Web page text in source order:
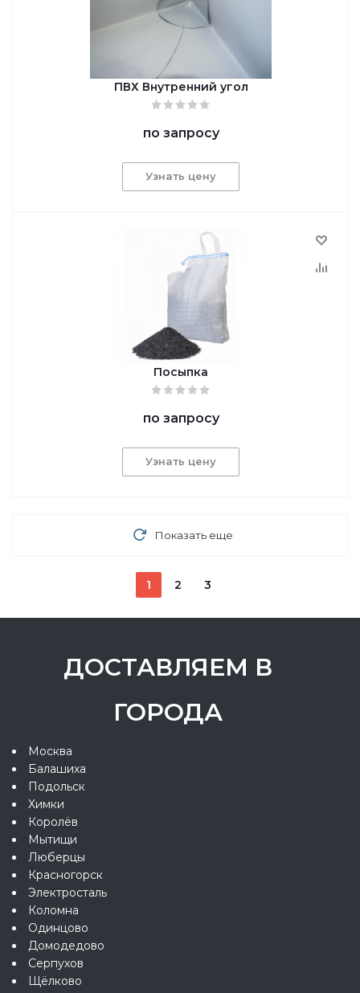
ПВХ Внутренний угол
по запросу
Узнать цену
Посыпка
по запросу
Узнать цену
Показать еще
1 2 3
ДОСТАВЛЯЕМ В
ГОРОДА
Москва
Балашиха
Подольск
Химки
Королёв
Мытищи
Люберцы
Красногорск
Электросталь
Коломна
Одинцово
Домодедово
Серпухов
Щёлково